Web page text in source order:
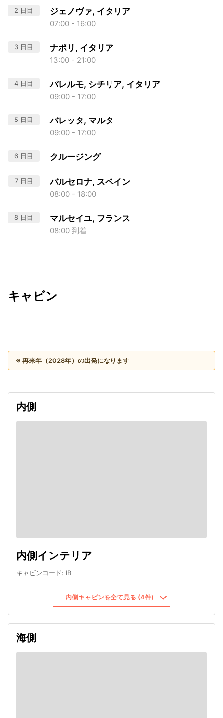
2 日目 ジェノヴァ, イタリア
07:00 - 16:00
3 日目 ナポリ, イタリア
13:00 - 21:00
4 日目 パレルモ, シチリア, イタリア
09:00 - 17:00
5 日目 バレッタ, マルタ
09:00 - 17:00
6 日目 クルージング
7 日目 バルセロナ, スペイン
08:00 - 18:00
8 日目 マルセイユ, フランス
08:00 到着
キャビン
※ 再来年（2028年）の出発になります
内側
内側インテリア
キャビンコード: IB
内側キャビンを全て見る (4件)
海側